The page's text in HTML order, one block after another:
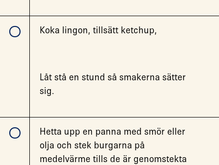
Koka lingon, tillsätt ketchup,
Låt stå en stund så smakerna sätter
sig.
Hetta upp en panna med smör eller
olja och stek burgarna på
medelvärme tills de är genomstekta